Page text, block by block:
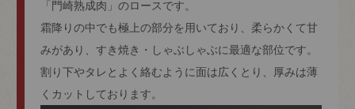
「門崎熟成肉」のロースです。
霜降りの中でも極上の部分を用いており、柔らかくて甘
みがあり、すき焼き・しゃぶしゃぶに最適な部位です。
割り下やタレとよく絡むように面は広くとり、厚みは薄
くカットしております。